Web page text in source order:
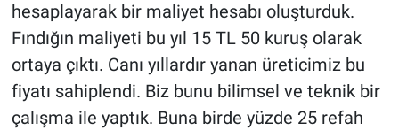
hesaplayarak bir maliyet hesabı oluşturduk.
Fındığın maliyeti bu yıl 15 TL 50 kuruş olarak
ortaya çıktı. Canı yıllardır yanan üreticimiz bu
fiyatı sahiplendi. Biz bunu bilimsel ve teknik bir
çalışma ile yaptık. Buna birde yüzde 25 refah